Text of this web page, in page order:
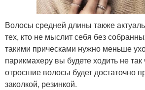
Волосы средней длины также
тех, кто не мыслит себя без
такими прическами нужно меньше
парикмахеру вы будете ходить не
отросшие волосы будет достаточно
заколкой, резинкой.